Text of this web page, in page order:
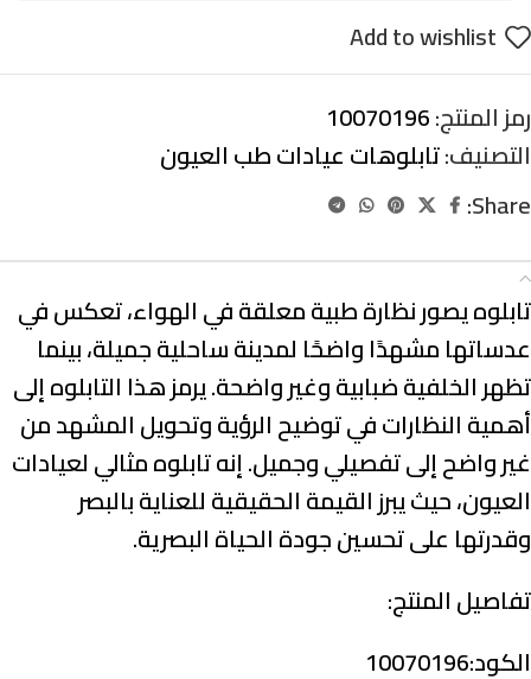
Add to wishlist
رمز المنتج:10070196
التصنيف:تابلوهات عيادات طب العيون
Share:
تابلوه يصور نظارة طبية معلقة في الهواء، تعكس في
عدساتها مشهدًا واضحًا لمدينة ساحلية جميلة، بينما
تظهر الخلفية ضبابية وغير واضحة. يرمز هذا التابلوه إلى
أهمية النظارات في توضيح الرؤية وتحويل المشهد من
غير واضح إلى تفصيلي وجميل. إنه تابلوه مثالي لعيادات
العيون، حيث يبرز القيمة الحقيقية للعناية بالبصر
وقدرتها على تحسين جودة الحياة البصرية.
تفاصيل المنتج:
الكود:10070196